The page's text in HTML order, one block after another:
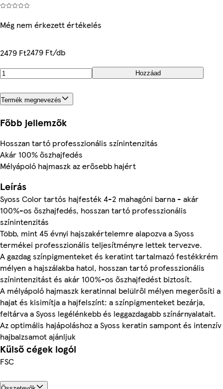
Még nem érkezett értékelés
2479 Ft2479 Ft/db
Hozzáad
Termék megnevezés
Főbb jellemzők
Hosszan tartó professzionális színintenzitás
Akár 100% őszhajfedés
Mélyápoló hajmaszk az erősebb hajért
Leírás
Syoss Color tartós hajfesték 4-2 mahagóni barna - akár
100%-os őszhajfedés, hosszan tartó professzionális
színintenzitás
Több, mint 45 évnyi hajszakértelemre alapozva a Syoss
termékei professzionális teljesítményre lettek tervezve.
A gazdag színpigmenteket és keratint tartalmazó festékkrém
mélyen a hajszálakba hatol, hosszan tartó professzionális
színintenzitást és akár 100%-os őszhajfedést biztosít.
A mélyápoló hajmaszk keratinnal belülről mélyen megerősíti a
hajat és kisimítja a hajfelszínt: a színpigmenteket bezárja,
feltárva a Syoss legélénkebb és leggazdagabb színárnyalatait.
Az optimális hajápoláshoz a Syoss keratin sampont és intenzív
hajbalzsamot ajánljuk
Külső cégek logói
FSC